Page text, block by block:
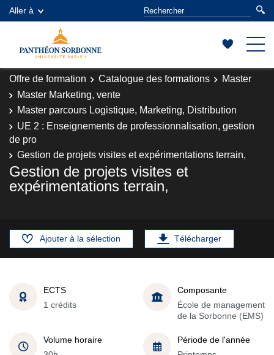
Aller à
Offre de formation Catalogue des formations
Master
Master Marketing, vente
Master parcours Logistique, Marketing, Distribution
UE 2 : Enseignements de professionnalisation, gestion
de pro
Gestion de projets visites et expérimentations terrain,
Gestion de projets visites et
expérimentations terrain,
Ajouter à la sélection Télécharger
ECTS
1 crédits
Composante
École de management
de la Sorbonne (EMS)
Volume horaire
Période de l'année